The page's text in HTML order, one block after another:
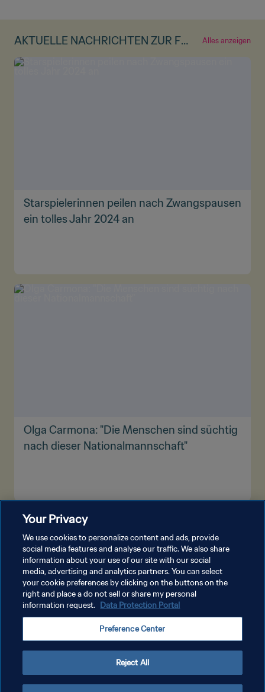
AKTUELLE NACHRICHTEN ZUR FR
AUEN-WM
Alles anzeigen
Starspielerinnen peilen nach Zwangspausen
ein tolles Jahr 2024 an
Olga Carmona: "Die Menschen sind süchtig
nach dieser Nationalmannschaft"
DATENSCHUTZ
NUTZUNGSBEDINGUNGEN
COOKIE-EINSTELLUNGEN VERWALTEN
Copyright © 1994 - 2026 FIFA. Alle Rechte vorbehalten.
Your Privacy
We use cookies to personalize content and ads, provide
social media features and analyse our traffic. We also share
information about your use of our site with our social
media, advertising and analytics partners. You can select
your cookie preferences by clicking on the buttons on the
right and place a do not sell or share my personal
information request. Data Protection Portal
Preference Center
Reject All